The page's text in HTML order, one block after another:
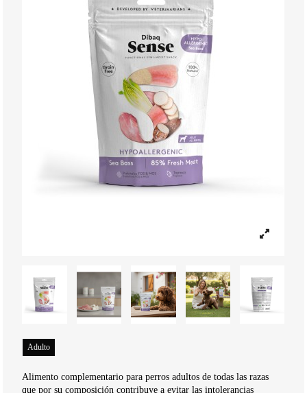
Adulto
Alimento complementario para perros adultos de todas las razas
que por su composición contribuye a evitar las intolerancias